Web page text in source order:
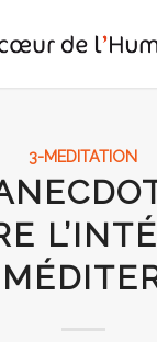
3-MEDITATION